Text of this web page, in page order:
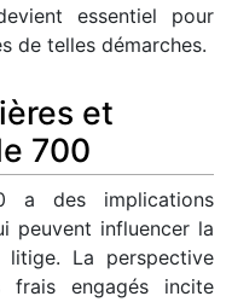
essentiel pour
de telles démarches.
et
700
a des implications
peuvent influencer la
La perspective
frais engagés incite